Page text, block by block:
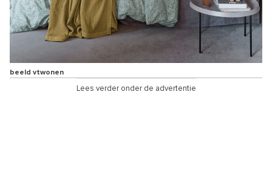
beeld vtwonen
Lees verder onder de advertentie